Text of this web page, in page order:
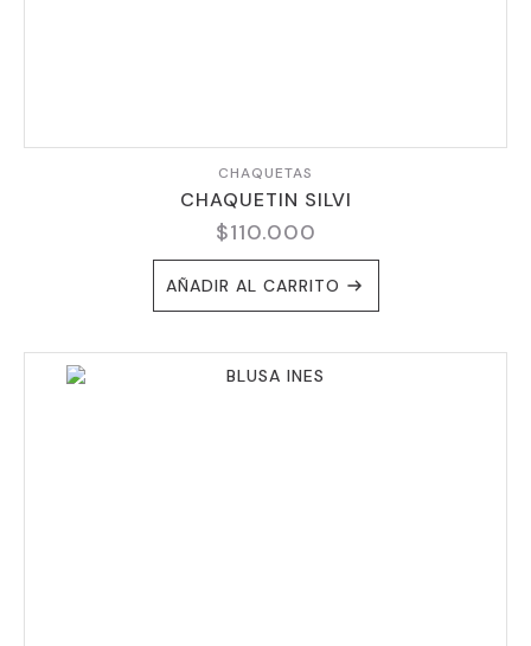
CHAQUETAS
CHAQUETIN SILVI
$110.000
AÑADIR AL CARRITO